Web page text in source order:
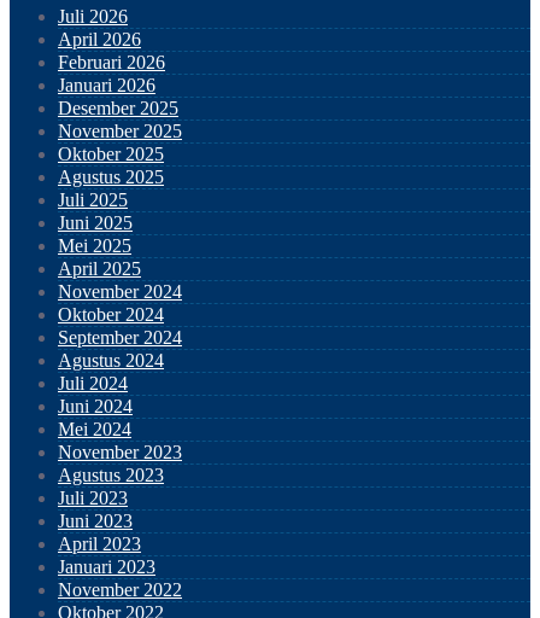
Juli 2026
April 2026
Februari 2026
Januari 2026
Desember 2025
November 2025
Oktober 2025
Agustus 2025
Juli 2025
Juni 2025
Mei 2025
April 2025
November 2024
Oktober 2024
September 2024
Agustus 2024
Juli 2024
Juni 2024
Mei 2024
November 2023
Agustus 2023
Juli 2023
Juni 2023
April 2023
Januari 2023
November 2022
Oktober 2022